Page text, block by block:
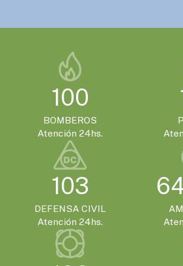
Gualeguaychú confirmó que
EVENTOS TURISTICOS
SÁBADO 21 DE NOVIEMBRE -
El Encuentro Batuque celebra su
en Gualeguaychú
100
BOMBEROS
Atención 24hs.
103
DEFENSA CIVIL
Atención 24hs.